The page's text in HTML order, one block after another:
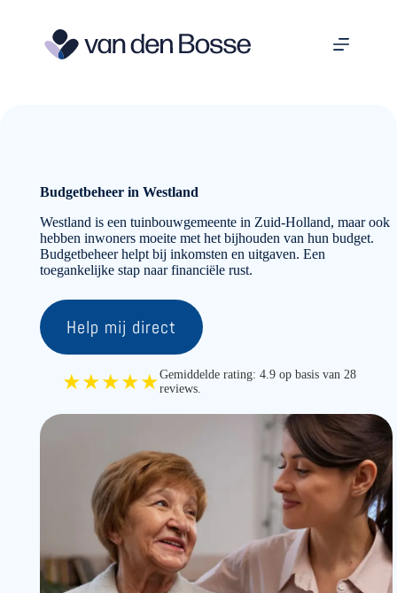
Budgetbeheer in Westland
Westland is een tuinbouwgemeente in Zuid-Holland, maar ook
hebben inwoners moeite met het bijhouden van hun budget.
Budgetbeheer helpt bij inkomsten en uitgaven. Een
toegankelijke stap naar financiële rust.
Help mij direct
★★★★★Gemiddelde rating: 4.9 op basis van 28
reviews.